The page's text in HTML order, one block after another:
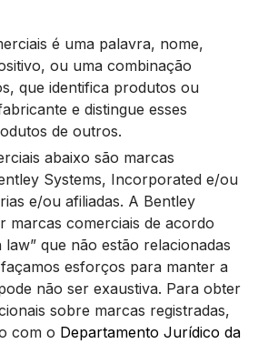
é uma palavra, nome,
ou uma combinação
que identifica produtos ou
e distingue esses
de outros.
abaixo são marcas
Systems, Incorporated e/ou
e/ou afiliadas. A Bentley
marcas comerciais de acordo
law” que não estão relacionadas
esforços para manter a
não ser exaustiva. Para obter
sobre marcas registradas,
com o Departamento Jurídico da